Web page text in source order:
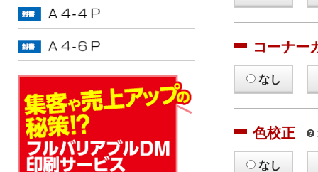
コーナー
なし
色校正
なし